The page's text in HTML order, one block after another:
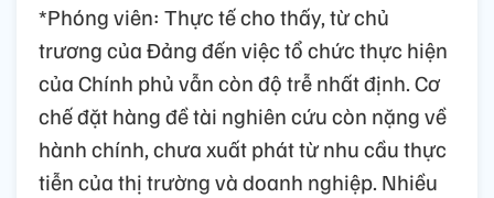
*Phóng viên: Thực tế cho thấy, từ chủ
trương của Đảng đến việc tổ chức thực hiện
của Chính phủ vẫn còn độ trễ nhất định. Cơ
chế đặt hàng đề tài nghiên cứu còn nặng về
hành chính, chưa xuất phát từ nhu cầu thực
tiễn của thị trường và doanh nghiệp. Nhiều